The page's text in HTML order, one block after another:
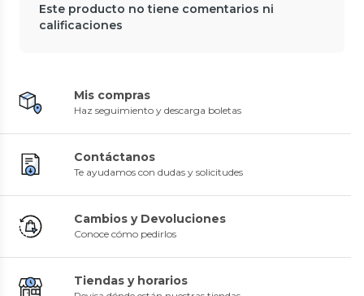
Este producto no tiene comentarios ni
calificaciones
Mis compras
Haz seguimiento y descarga boletas
Contáctanos
Te ayudamos con dudas y solicitudes
Cambios y Devoluciones
Conoce cómo pedirlos
Tiendas y horarios